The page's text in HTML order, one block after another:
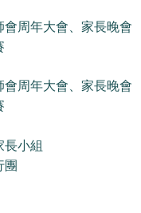
周年大會、家長晚會
周年大會、家長晚會
長小組
團